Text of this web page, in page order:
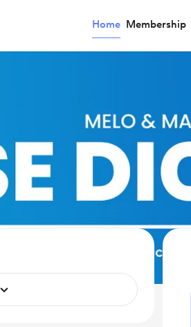
Home Membership